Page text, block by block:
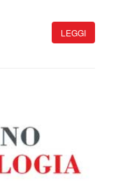
LEGGI